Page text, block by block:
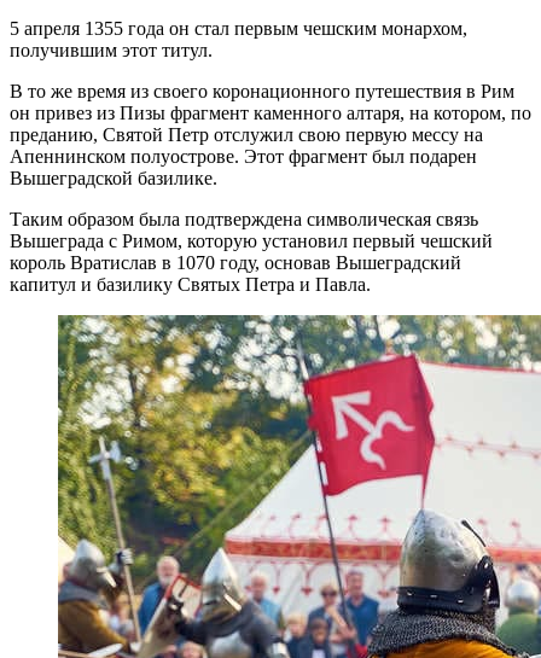
5 апреля 1355 года он стал первым чешским монархом,
получившим этот титул.
В то же время из своего коронационного путешествия в Рим
он привез из Пизы фрагмент каменного алтаря, на котором, по
преданию, Святой Петр отслужил свою первую мессу на
Апеннинском полуострове. Этот фрагмент был подарен
Вышеградской базилике.
Таким образом была подтверждена символическая связь
Вышеграда с Римом, которую установил первый чешский
король Вратислав в 1070 году, основав Вышеградский
капитул и базилику Святых Петра и Павла.